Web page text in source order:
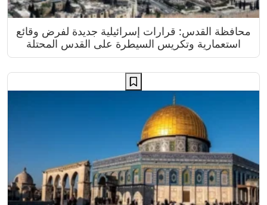
محافظة القدس: قرارات إسرائيلية جديدة لفرض وقائع
استعمارية وتكريس السيطرة على القدس المحتلة